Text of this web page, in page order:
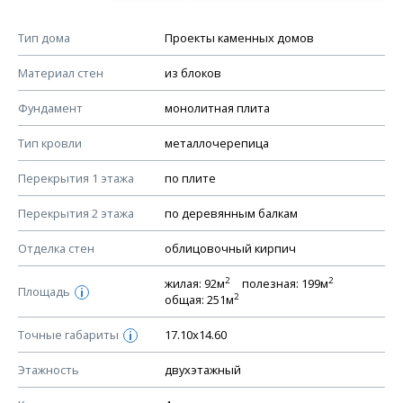
Тип дома Проекты каменных домов
Материал стен из блоков
Фундамент монолитная плита
Тип кровли металлочерепица
Перекрытия 1 этажа по плите
Перекрытия 2 этажа по деревянным балкам
Отделка стен облицовочный кирпич
Площадь i
жилая: 92м2 полезная: 199м2
общая: 251м2
Точные габариты i 17.10х14.60
Этажность двухэтажный
Смотрите советы по выбору материала в нашем
КОНСТРУКТИВНЫЕ РЕШЕНИЯ (КР)
Ведомость рабочих чертежей основного комплекта КР
План фундамента
Устройство фундамента, спецификация материалов
Планы перекрытий этажей, спецификация элементов
Устройство перекрытий
Устройство стен
Спецификация материалов стен
Схема расположения лаг чердака (если есть)
Схема расположения элементов стропил
Спецификация элементов стропил
Устройство стропильной системы